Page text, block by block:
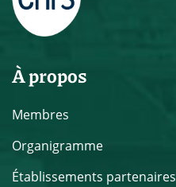
À propos
Membres
Organigramme
Établissements partenaires